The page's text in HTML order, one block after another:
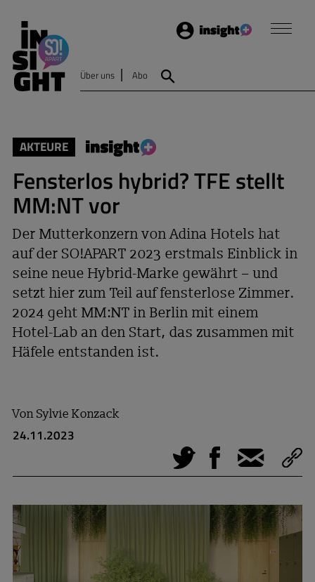
Login
Über uns Abo
AKTEURE
Fensterlos hybrid? TFE stellt
MM:NT vor
Der Mutterkonzern von Adina Hotels hat
auf der SO!APART 2023 erstmals Einblick in
seine neue Hybrid-Marke gewährt – und
setzt hier zum Teil auf fensterlose Zimmer.
2024 geht MM:NT in Berlin mit einem
Hotel-Lab an den Start, das zusammen mit
Häfele entstanden ist.
VonSylvie Konzack
24.11.2023
Tweet Facebook
E-Mail